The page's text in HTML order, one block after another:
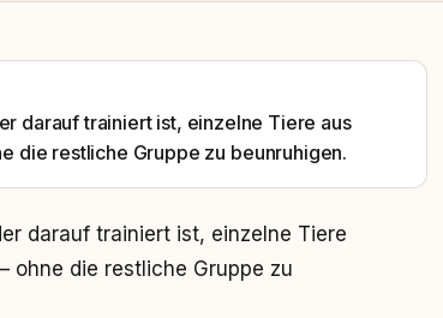
darauf trainiert ist, einzelne Tiere aus
die restliche Gruppe zu beunruhigen.
darauf trainiert ist, einzelne Tiere
ohne die restliche Gruppe zu